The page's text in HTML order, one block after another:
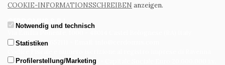
CERDOMUS S.R.L.
Tel. +39.0546.652111 - Email: info@cerdomus.com
02620780391 - REA RA 217992 - Capitale Sociale Euro 20.000.000 i.v.
COOKIE-INFORMATIONSSCHREIBEN anzeigen.
Notwendig und technisch
Statistiken
Profilerstellung/Marketing